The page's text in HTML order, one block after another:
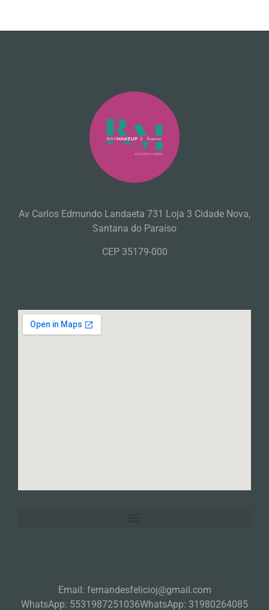
Av Carlos Edmundo Landaeta 731 Loja 3 Cidade Nova,
Santana do Paraíso
CEP 35179-000
Email: fernandesfelicioj@gmail.com
WhatsApp: 5531987251036WhatsApp: 31980264085